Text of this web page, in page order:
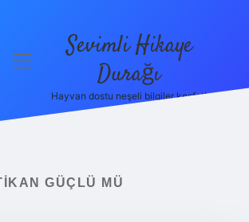
menüyü
Sevimli Hikaye
Durağı
Hayvan dostu neşeli bilgiler keşfet!
GÜÇLÜ MÜ